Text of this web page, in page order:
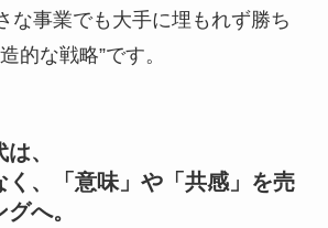
な事業でも大手に埋もれず勝ち
的な戦略”です。
、
く、「意味」や「共感」を売
へ。